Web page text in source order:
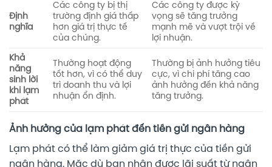
Định
nghĩa
Các công ty bị thị
trường định giá thấp
hơn giá trị thực tế
của chúng.
Các công ty được kỳ
vọng sẽ tăng trưởng
mạnh mẽ và vượt trội về
lợi nhuận.
Khả
năng
sinh lời
khi lạm
phát
Thường hoạt động
tốt hơn, vì có thể duy
trì doanh thu và lợi
nhuận ổn định.
Thường bị ảnh hưởng tiêu
cực, vì chi phí tăng cao
ảnh hưởng đến khả năng
tăng trưởng.
Ảnh hưởng của lạm phát đến tiền gửi ngân hàng
Lạm phát có thể làm giảm giá trị thực của tiền gửi
ngân hàng. Mặc dù bạn nhận được lãi suất từ ngân